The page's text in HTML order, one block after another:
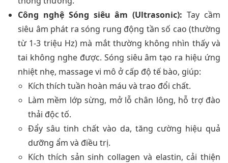
Công nghệ Sóng siêu âm (Ultrasonic): Tay cầm
siêu âm phát ra sóng rung động tần số cao (thường
từ 1-3 triệu Hz) mà mắt thường không nhìn thấy và
tai không nghe được. Sóng siêu âm tạo ra hiệu ứng
nhiệt nhẹ, massage vi mô ở cấp độ tế bào, giúp:
Kích thích tuần hoàn máu và trao đổi chất.
Làm mềm lớp sừng, mở lỗ chân lông, hỗ trợ đào
thải độc tố.
Đẩy sâu tinh chất vào da, tăng cường hiệu quả
dưỡng ẩm và điều trị.
Kích thích sản sinh collagen và elastin, cải thiện